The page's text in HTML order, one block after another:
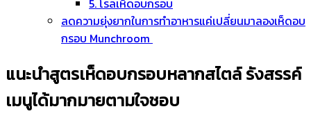
ลดความยุ่งยากในการทำอาหารแค่เปลี่ยนมาลองเห็ดอบ
กรอบ Munchroom
แนะนำสูตรเห็ดอบกรอบหลากสไตล์ รังสรรค์
เมนูได้มากมายตามใจชอบ